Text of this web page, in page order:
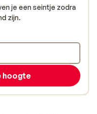
je een seintje zodra
zijn.
hoogte